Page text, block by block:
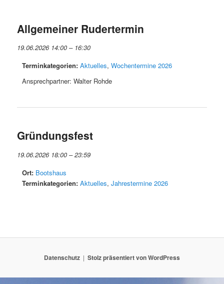
Allgemeiner Rudertermin
19.06.2026 14:00 – 16:30
Terminkategorien: Aktuelles,Wochentermine 2026
Ansprechpartner: Walter Rohde
Gründungsfest
19.06.2026 18:00 –23:59
Ort: Bootshaus
Terminkategorien: Aktuelles,Jahrestermine 2026
Datenschutz Stolz präsentiert von WordPress